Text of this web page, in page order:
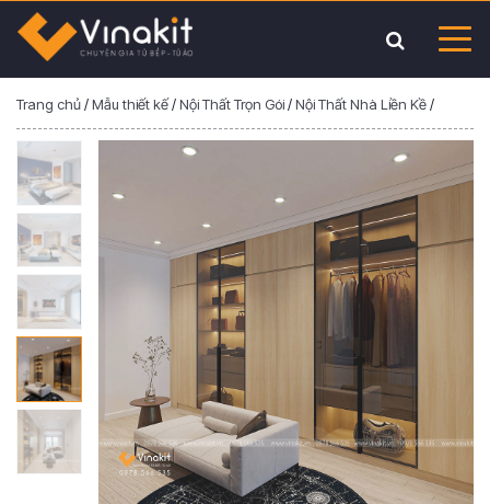
Trang chủ/Mẫu thiết kế/Nội Thất Trọn Gói/Nội Thất Nhà Liền Kề/